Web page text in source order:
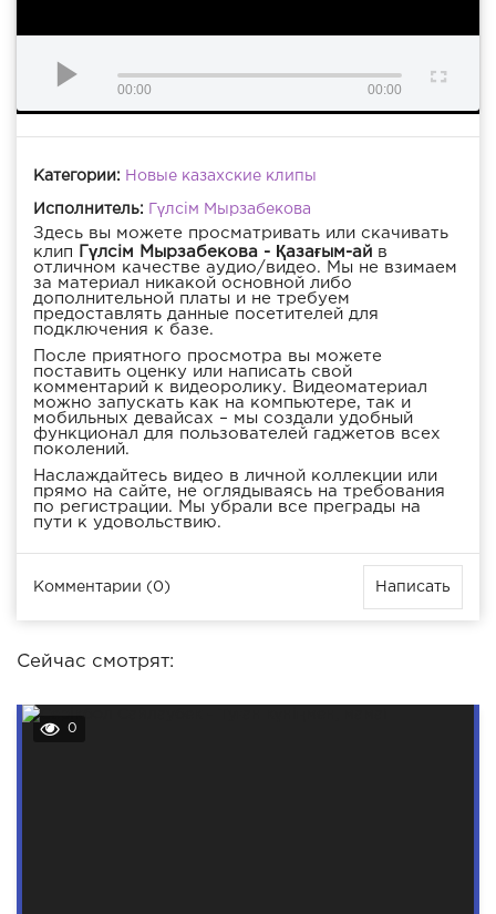
00:00 00:00
Категории: Новые казахские клипы
Исполнитель: Гүлсім Мырзабекова
Здесь вы можете просматривать или скачивать
клип
Гүлсім Мырзабекова - Қазағым-ай в
отличном качестве аудио/видео. Мы не взимаем
за материал никакой основной либо
дополнительной платы и не требуем
предоставлять данные посетителей для
подключения к базе.
После приятного просмотра вы можете
поставить оценку или написать свой
комментарий к видеоролику. Видеоматериал
можно запускать как на компьютере, так и
мобильных девайсах – мы создали удобный
функционал для пользователей гаджетов всех
поколений.
Наслаждайтесь видео в личной коллекции или
прямо на сайте, не оглядываясь на требования
по регистрации. Мы убрали все преграды на
пути к удовольствию.
Комментарии (0) Написать
Сейчас смотрят:
0